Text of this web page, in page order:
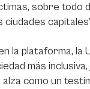
sobre
la plataforma,
más
como un